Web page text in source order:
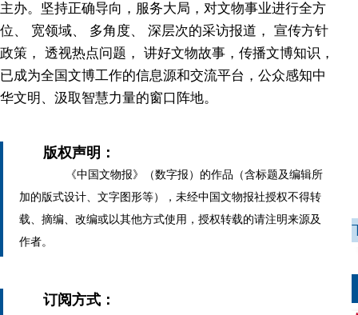
主办。坚持正确导向，服务大局，对文物事业进行全方
位、 宽领域、 多角度、 深层次的采访报道， 宣传方针
政策， 透视热点问题， 讲好文物故事，传播文博知识，
已成为全国文博工作的信息源和交流平台，公众感知中
华文明、汲取智慧力量的窗口阵地。
版权声明：
《中国文物报》（数字报）的作品（含标题及编辑所
加的版式设计、文字图形等），未经中国文物报社授权不得转
载、摘编、改编或以其他方式使用，授权转载的请注明来源及
作者。
订阅方式：